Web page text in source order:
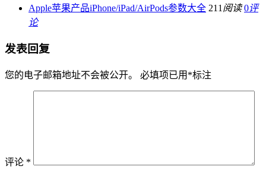
Apple苹果产品iPhone/iPad/AirPods参数大全 211 阅读 0评
论
发表回复
您的电子邮箱地址不会被公开。 必填项已用 *标注
评论 *